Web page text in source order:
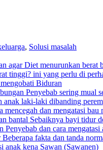
, Solusi masalah
agar Diet menurunkan berat
tinggi? ini yang perlu di
Biduran
Penyebab sering mual
mencegah dan mengatasi bau
Sebaiknya bayi tidur
Penyebab dan cara mengatasi
Beberapa fakta dan tanda
anak kena Sawan (Sawanen)